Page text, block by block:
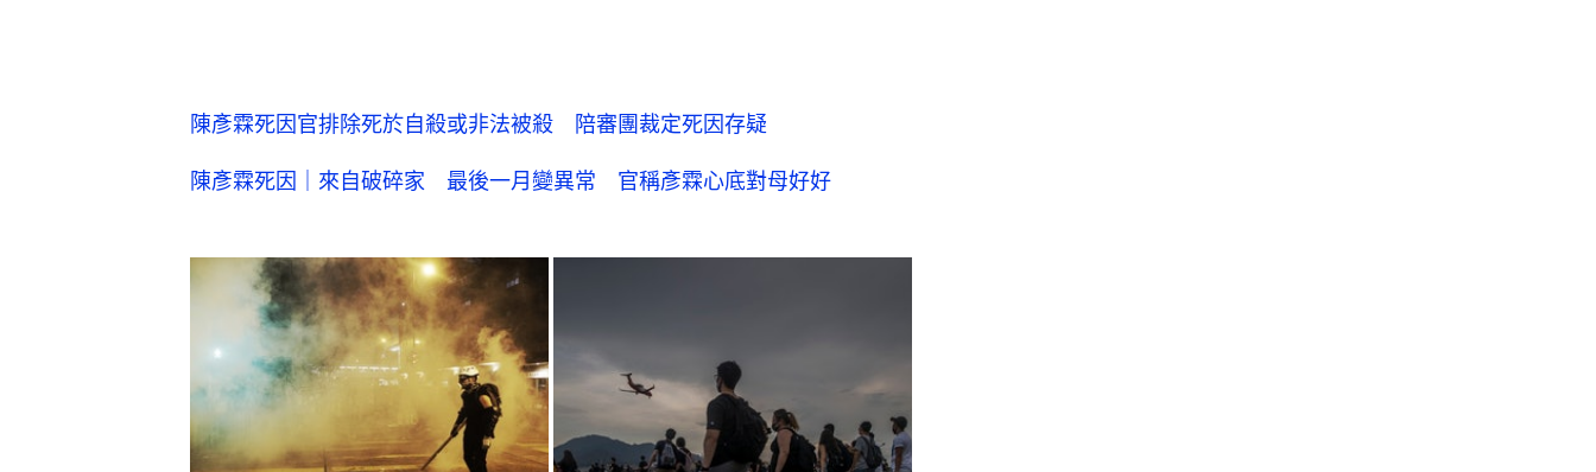
陳彥霖死因官排除死於自殺或非法被殺 陪審團裁定死因存疑
陳彥霖死因｜來自破碎家 最後一月變異常 官稱彥霖心底對母好好